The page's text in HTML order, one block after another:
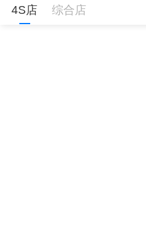
4S店 综合店